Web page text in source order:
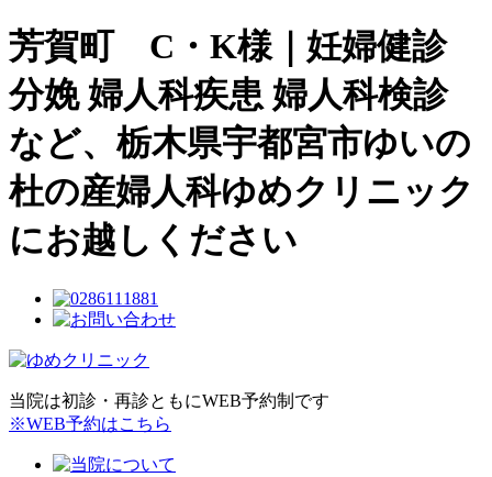
芳賀町 C・K様｜妊婦健診
分娩 婦人科疾患 婦人科検診
など、栃木県宇都宮市ゆいの
杜の産婦人科ゆめクリニック
にお越しください
当院は初診・再診ともにWEB予約制です
※WEB予約はこちら